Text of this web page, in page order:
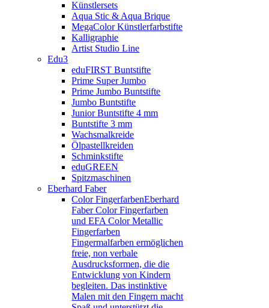
Künstlersets
Aqua Stic & Aqua Brique
MegaColor Künstlerfarbstifte
Kalligraphie
Artist Studio Line
Edu3
eduFIRST Buntstifte
Prime Super Jumbo
Prime Jumbo Buntstifte
Jumbo Buntstifte
Junior Buntstifte 4 mm
Buntstifte 3 mm
Wachsmalkreide
Ölpastellkreiden
Schminkstifte
eduGREEN
Spitzmaschinen
Eberhard Faber
Color FingerfarbenEberhard
Faber Color Fingerfarben
und EFA Color Metallic
Fingerfarben
Fingermalfarben ermöglichen
freie, non verbale
Ausdrucksformen, die die
Entwicklung von Kindern
begleiten. Das instinktive
Malen mit den Fingern macht